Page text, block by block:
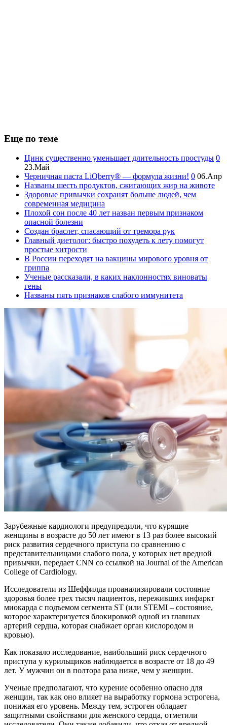
Еще по теме
Цинк существенно уменьшает длительность простуды 0
23.Май
Черничная паста LiQberry® — формула жизни! 0 06.Апр
Названы шесть продуктов, сжигающих жир на животе
Здоровые привычки сохранят больше людей, чем
современная медицина
Плохой сон после 40 лет назван первым признаком
опасной болезни
Создан браслет, спасающий от тремора рук
Главный диетолог: быстро похудеть к лету помогут
простые хитрости
В России переходят на вакцины мирового уровня от
гриппа
Ученые рассказали, в каких наклонностях виноваты
гены
Названы пять признаков слабого иммунитета
Зарубежные кардиологи предупредили, что курящие
женщины в возрасте до 50 лет имеют в 13 раз более высокий
риск развития сердечного приступа по сравнению с
представительницами слабого пола, у которых нет вредной
привычки, передает CNN со ссылкой на Journal of the American
College of Cardiology.
Исследователи из Шеффилда проанализировали состояние
здоровья более трех тысяч пациентов, переживших инфаркт
миокарда с подъемом сегмента ST (или STEMI – состояние,
которое характеризуется блокировкой одной из главных
артерий сердца, которая снабжает орган кислородом и
кровью).
Как показало исследование, наибольший риск сердечного
приступа у курильщиков наблюдается в возрасте от 18 до 49
лет. У мужчин он в полтора раза ниже, чем у женщин.
Ученые предполагают, что курение особенно опасно для
женщин, так как оно влияет на выработку гормона эстрогена,
понижая его уровень. Между тем, эстроген обладает
защитными свойствами для женского сердца, отметили